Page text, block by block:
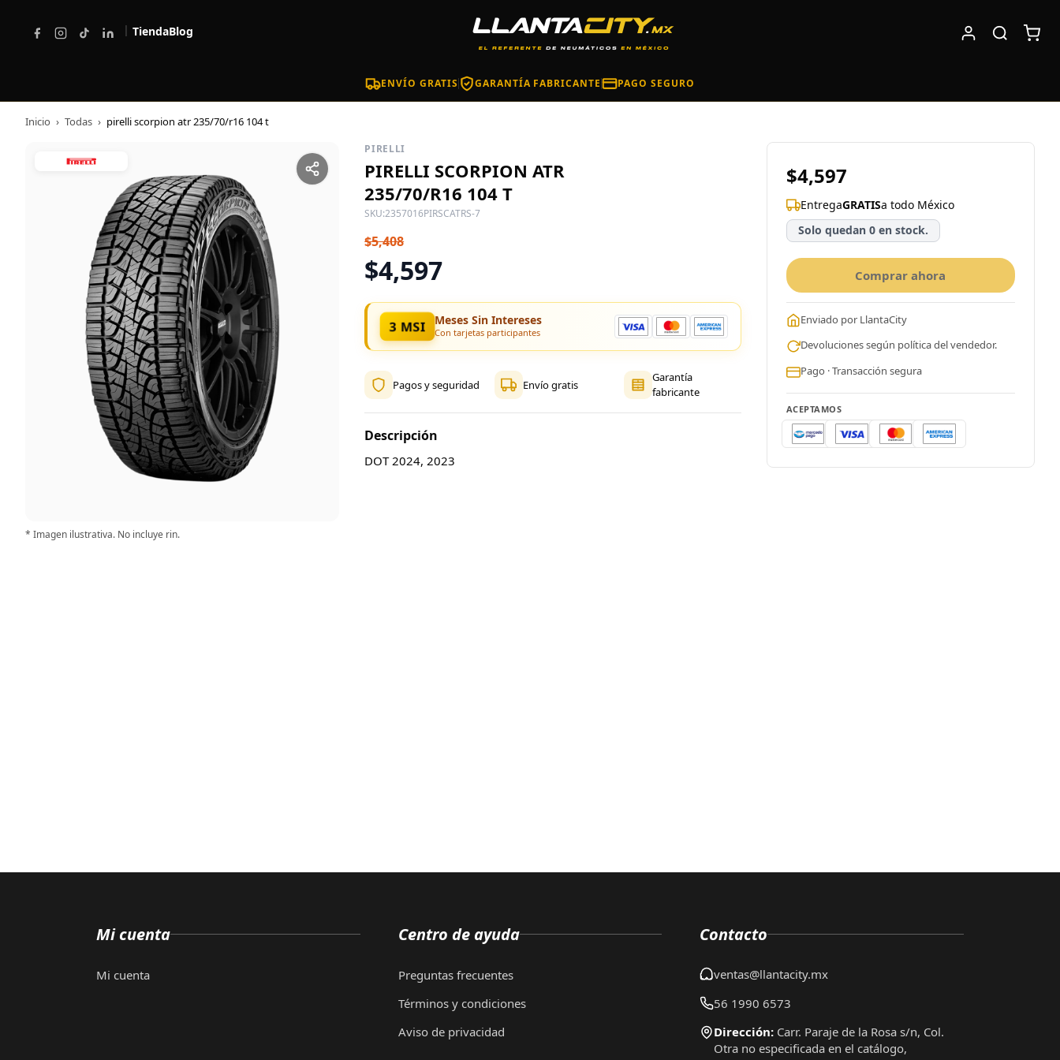
| TiendaBlog
ENVÍO GRATIS GARANTÍA FABRICANTE PAGO SEGURO
Inicio › Todas › pirelli scorpion atr 235/70/r16 104 t
* Imagen ilustrativa. No incluye rin.
PIRELLI
PIRELLI SCORPION ATR
235/70/R16 104 T
SKU:2357016PIRSCATRS-7
$5,408
$4,597
3 MSI Meses Sin Intereses
Con tarjetas participantes
Pagos y seguridad Envío gratis
Garantía
fabricante
Descripción
DOT 2024, 2023
$4,597
EntregaGRATISa todo México
Solo quedan 0 en stock.
Comprar ahora
Enviado por LlantaCity
Devoluciones según política del vendedor.
Pago · Transacción segura
ACEPTAMOS
Mi cuenta
Mi cuenta
Centro de ayuda
Preguntas frecuentes
Términos y condiciones
Aviso de privacidad
Contacto
ventas@llantacity.mx
56 1990 6573
Dirección: Carr. Paraje de la Rosa s/n, Col.
Otra no especificada en el catálogo,